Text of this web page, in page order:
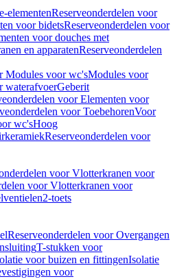
elementenReserveonderdelen voor
voor bidetsReserveonderdelen voor
voor douches met
en apparatenReserveonderdelen
Modules voor wc'sModules voor
waterafvoerGeberit
voor Elementen voor
voor ToebehorenVoor
wc'sHoog
Reserveonderdelen voor
voor Vlotterkranen voor
voor Vlotterkranen voor
2-toets
Reserveonderdelen voor Overgangen
T-stukken voor
voor buizen en fittingenIsolatie
voor